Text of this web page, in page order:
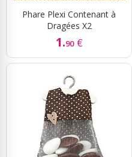
Phare Plexi Contenant à
Dragées X2
1.90 €